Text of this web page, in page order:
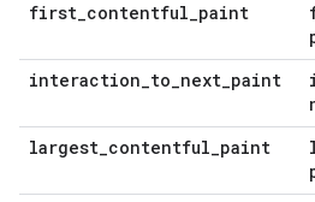
first_contentful_paint
interaction_to_next_paint
largest_contentful_paint